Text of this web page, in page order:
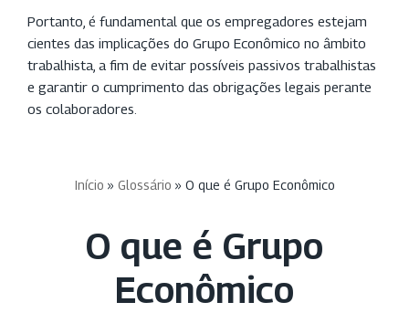
Portanto, é fundamental que os empregadores estejam
cientes das implicações do Grupo Econômico no âmbito
trabalhista, a fim de evitar possíveis passivos trabalhistas
e garantir o cumprimento das obrigações legais perante
os colaboradores.
Início » Glossário » O que é Grupo Econômico
O que é Grupo
Econômico